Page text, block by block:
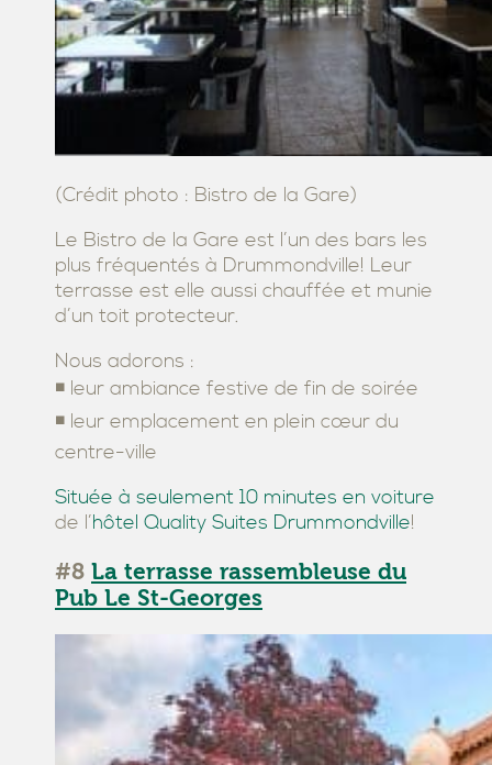
(Crédit photo : Bistro de la Gare)
Le Bistro de la Gare est l’un des bars les
plus fréquentés à Drummondville! Leur
terrasse est elle aussi chauffée et munie
d’un toit protecteur.
Nous adorons :
◾ leur ambiance festive de fin de soirée
◾ leur emplacement en plein cœur du
centre-ville
Située à seulement 10 minutes en voiture
de l’hôtel Quality Suites Drummondville!
#8 La terrasse rassembleuse du
Pub Le St-Georges